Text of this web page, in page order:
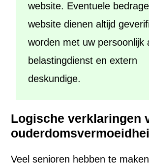
website. Eventuele
website dienen altijd
worden met uw persoonlijk
belastingdienst en extern
deskundige.
Logische verklaringen
Veel senioren hebben te